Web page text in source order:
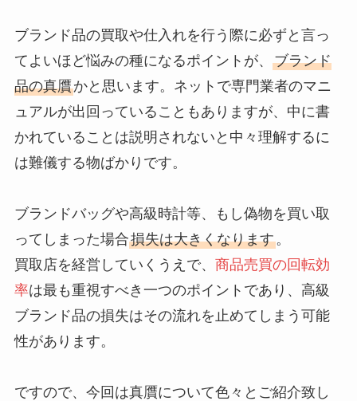
ブランド品の買取や仕入れを行う際に必ずと言っ
てよいほど悩みの種になるポイントが、 ブランド
品の真贋かと思います。ネットで専門業者のマニ
ュアルが出回っていることもありますが、中に書
かれていることは説明されないと中々理解するに
は難儀する物ばかりです。
ブランドバッグや高級時計等、もし偽物を買い取
ってしまった場合損失は大きくなります。
買取店を経営していくうえで、 商品売買の回転効
率は最も重視すべき一つのポイントであり、高級
ブランド品の損失はその流れを止めてしまう可能
性があります。
ですので、今回は真贋について色々とご紹介致し